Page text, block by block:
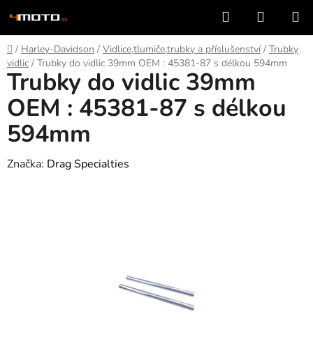
na
obsah
Hledat
KOŠÍK
Domů
/ Harley-Davidson / Vidlice,tlumiče,trubky a příslušenství / Trubky
vidlic / Trubky do vidlic 39mm OEM : 45381-87 s délkou 594mm
Trubky do vidlic 39mm
OEM : 45381-87 s délkou
594mm
Značka: Drag Specialties